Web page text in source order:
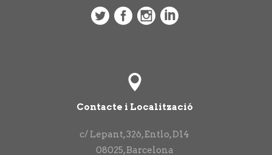
Contacte i Localització
c/ Lepant, 326, Entlo, D14
08025,Barcelona